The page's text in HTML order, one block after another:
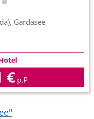
Gardasee
€ p.P